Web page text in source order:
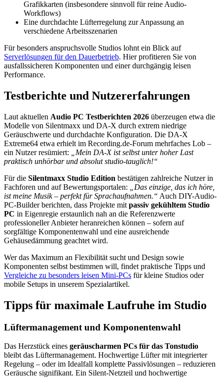
Grafikkarten (insbesondere sinnvoll für reine Audio-
Workflows)
Eine durchdachte Lüfterregelung zur Anpassung an
verschiedene Arbeitsszenarien
Für besonders anspruchsvolle Studios lohnt ein Blick auf
Serverlösungen für den Dauerbetrieb. Hier profitieren Sie von
ausfallssicheren Komponenten und einer durchgängig leisen
Performance.
Testberichte und Nutzererfahrungen
Laut aktuellen Audio PC Testberichten 2026 überzeugen etwa die
Modelle von Silentmaxx und DA-X durch extrem niedrige
Geräuschwerte und durchdachte Konfiguration. Die DA-X
Extreme64 etwa erhielt im Recording.de-Forum mehrfaches Lob –
ein Nutzer resümiert:
„Mein DA-X ist selbst unter hoher Last
praktisch unhörbar und absolut studio-tauglich!“
Für die Silentmaxx Studio Edition bestätigen zahlreiche Nutzer in
Fachforen und auf Bewertungsportalen:
„Das einzige, das ich höre,
ist meine Musik – perfekt für Sprachaufnahmen.“ Auch DIY-Audio-
PC-Builder berichten, dass Projekte mit passiv gekühltem Studio
PC in Eigenregie erstaunlich nah an die Referenzwerte
professioneller Anbieter heranreichen können – sofern auf
sorgfältige Komponentenwahl und eine ausreichende
Gehäusedämmung geachtet wird.
Wer das Maximum an Flexibilität sucht und Design sowie
Komponenten selbst bestimmen will, findet praktische Tipps und
Vergleiche zu besonders leisen Mini-PCs für kleine Studios oder
mobile Setups in unserem Spezialartikel.
Tipps für maximale Laufruhe im Studio
Lüftermanagement und Komponentenwahl
Das Herzstück eines geräuscharmen PCs für das Tonstudio
bleibt das Lüftermanagement. Hochwertige Lüfter mit integrierter
Regelung – oder im Idealfall komplette Passivlösungen – reduzieren
Geräusche signifikant. Ein Silent-Netzteil und hochwertige